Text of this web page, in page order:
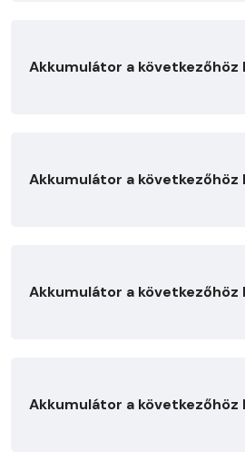
Akkumulátor a következőhöz
Akkumulátor a következőhöz
Akkumulátor a következőhöz
Akkumulátor a következőhöz